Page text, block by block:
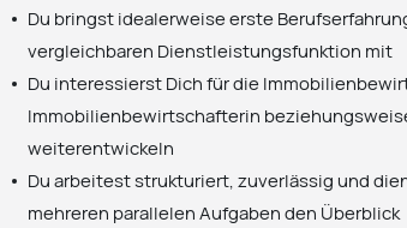
Du bringst idealerweise erste
vergleichbaren Dienstleistungsfunktion mit
Du interessierst Dich für die
Immobilienbewirtschafterin
weiterentwickeln
Du arbeitest strukturiert, zuverlässig und
mehreren parallelen Aufgaben den Überblick